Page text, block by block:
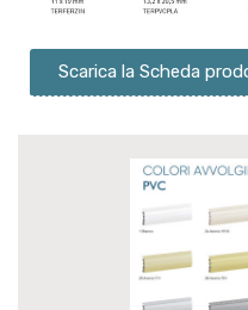
Scarica la Scheda